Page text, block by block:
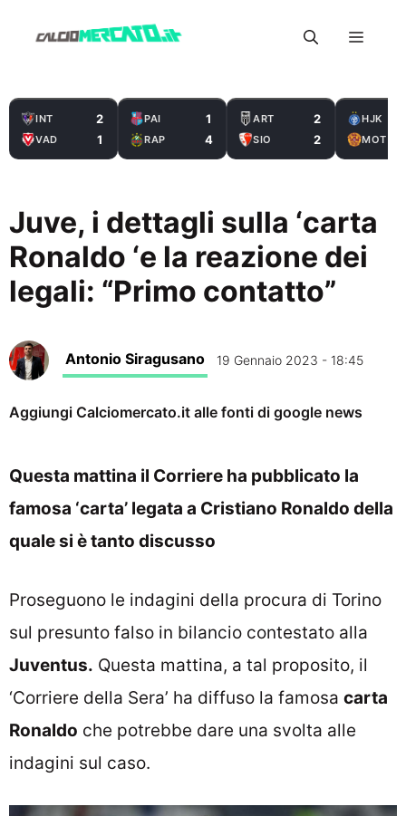
Menu
INT 2
VAD 1
PAI 1
RAP 4
ART 2
SIO 2
HJK
MOT
Juve, i dettagli sulla ‘carta
Ronaldo ‘e la reazione dei
legali: “Primo contatto”
Antonio Siragusano 19 Gennaio 2023 - 18:45
Aggiungi Calciomercato.it alle fonti di google news
Questa mattina il Corriere ha pubblicato la
famosa ‘carta’ legata a Cristiano Ronaldo della
quale si è tanto discusso
Proseguono le indagini della procura di Torino
sul presunto falso in bilancio contestato alla
Juventus. Questa mattina, a tal proposito, il
‘Corriere della Sera’ ha diffuso la famosa carta
Ronaldo che potrebbe dare una svolta alle
indagini sul caso.